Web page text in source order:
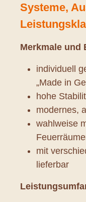
Systeme,
Merkmale und
individuell
„Made in
hohe
modernes,
wahlweise
mit
lieferbar